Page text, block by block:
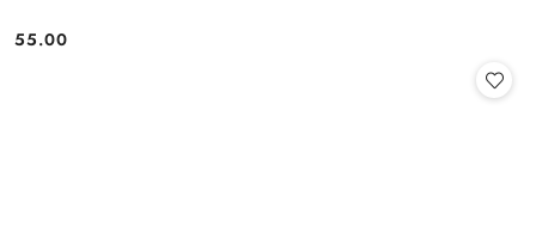
Cena:
55.00